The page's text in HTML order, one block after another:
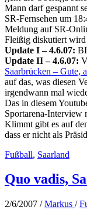
Mann darf gespannt
SR-Fernsehen um
Meldung auf SR-
Fleißig diskutiert
Update I – 4.6.07:
Update II – 4.6.07:
Saarbrücken – Gute,
auf das, was diesen
irgendwann mal
Das in diesem
Sportarena-Interview
Klimmt gibt es auf
dass er nicht als
Fußball, Saarland
Quo vadis,
2/6/2007 /Markus /